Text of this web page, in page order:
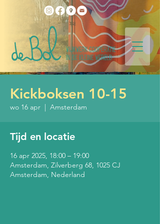
Kickboksen 10-15
wo 16 apr
  |
Amsterdam
Tijd en locatie
16 apr 2025, 18:00 – 19:00
Amsterdam, Zilverberg 68, 1025 CJ
Amsterdam, Nederland